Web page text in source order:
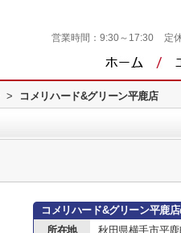
営業時間： 9:30～17:30 定
> コメリハード&グリーン平鹿店
コメリハード&グリーン平鹿
所在地
秋田県横手市平